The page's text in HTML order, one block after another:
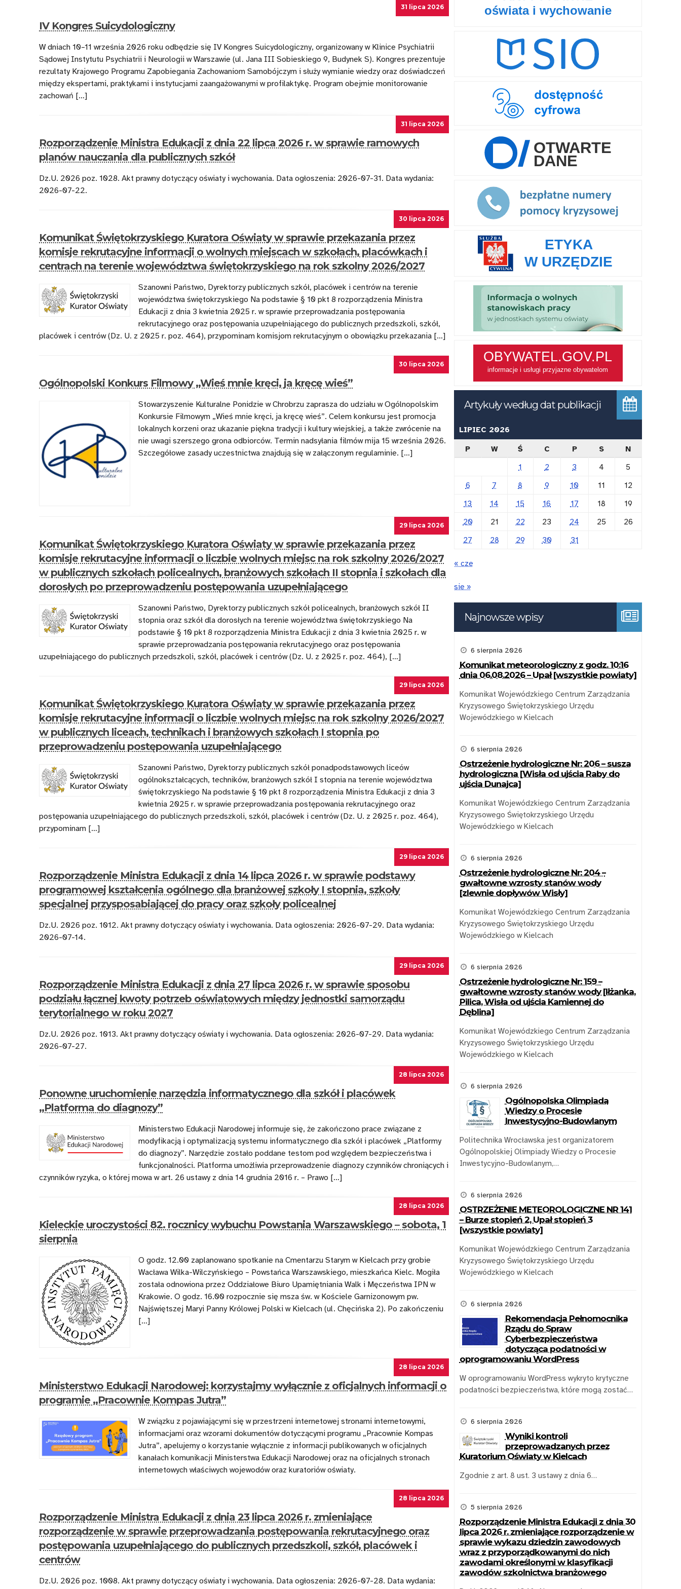
31 lipca 2026
IV Kongres Suicydologiczny
W dniach 10–11 września 2026 roku odbędzie się IV Kongres Suicydologiczny, organizowany w Klinice Psychiatrii
Sądowej Instytutu Psychiatrii i Neurologii w Warszawie (ul. Jana III Sobieskiego 9, Budynek S). Kongres prezentuje
rezultaty Krajowego Programu Zapobiegania Zachowaniom Samobójczym i służy wymianie wiedzy oraz doświadczeń
między ekspertami, praktykami i instytucjami zaangażowanymi w profilaktykę. Program obejmie monitorowanie
zachowań […]
31 lipca 2026
Rozporządzenie Ministra Edukacji z dnia 22 lipca 2026 r. w sprawie ramowych
planów nauczania dla publicznych szkół
Dz.U. 2026 poz. 1028. Akt prawny dotyczący oświaty i wychowania. Data ogłoszenia: 2026-07-31. Data wydania:
2026-07-22.
30 lipca 2026
Komunikat Świętokrzyskiego Kuratora Oświaty w sprawie przekazania przez
komisje rekrutacyjne informacji o wolnych miejscach w szkołach, placówkach i
centrach na terenie województwa świętokrzyskiego na rok szkolny 2026/2027
Szanowni Państwo, Dyrektorzy publicznych szkół, placówek i centrów na terenie
województwa świętokrzyskiego Na podstawie § 10 pkt 8 rozporządzenia Ministra
Edukacji z dnia 3 kwietnia 2025 r. w sprawie przeprowadzania postępowania
rekrutacyjnego oraz postępowania uzupełniającego do publicznych przedszkoli, szkół,
placówek i centrów (Dz. U. z 2025 r. poz. 464), przypominam komisjom rekrutacyjnym o obowiązku przekazania […]
30 lipca 2026
Ogólnopolski Konkurs Filmowy „Wieś mnie kręci, ja kręcę wieś”
Stowarzyszenie Kulturalne Ponidzie w Chrobrzu zaprasza do udziału w Ogólnopolskim
Konkursie Filmowym „Wieś mnie kręci, ja kręcę wieś”. Celem konkursu jest promocja
lokalnych korzeni oraz ukazanie piękna tradycji i kultury wiejskiej, a także zwrócenie na
nie uwagi szerszego grona odbiorców. Termin nadsyłania filmów mija 15 września 2026.
Szczegółowe zasady uczestnictwa znajdują się w załączonym regulaminie. […]
29 lipca 2026
Komunikat Świętokrzyskiego Kuratora Oświaty w sprawie przekazania przez
komisje rekrutacyjne informacji o liczbie wolnych miejsc na rok szkolny 2026/2027
w publicznych szkołach policealnych, branżowych szkołach II stopnia i szkołach dla
dorosłych po przeprowadzeniu postępowania uzupełniającego
Szanowni Państwo, Dyrektorzy publicznych szkół policealnych, branżowych szkół II
stopnia oraz szkół dla dorosłych na terenie województwa świętokrzyskiego Na
podstawie § 10 pkt 8 rozporządzenia Ministra Edukacji z dnia 3 kwietnia 2025 r. w
sprawie przeprowadzania postępowania rekrutacyjnego oraz postępowania
uzupełniającego do publicznych przedszkoli, szkół, placówek i centrów (Dz. U. z 2025 r. poz. 464), […]
29 lipca 2026
Komunikat Świętokrzyskiego Kuratora Oświaty w sprawie przekazania przez
komisje rekrutacyjne informacji o liczbie wolnych miejsc na rok szkolny 2026/2027
w publicznych liceach, technikach i branżowych szkołach I stopnia po
przeprowadzeniu postępowania uzupełniającego
Szanowni Państwo, Dyrektorzy publicznych szkół ponadpodstawowych liceów
ogólnokształcących, techników, branżowych szkół I stopnia na terenie województwa
świętokrzyskiego Na podstawie § 10 pkt 8 rozporządzenia Ministra Edukacji z dnia 3
kwietnia 2025 r. w sprawie przeprowadzania postępowania rekrutacyjnego oraz
postępowania uzupełniającego do publicznych przedszkoli, szkół, placówek i centrów (Dz. U. z 2025 r. poz. 464),
przypominam […]
29 lipca 2026
Rozporządzenie Ministra Edukacji z dnia 14 lipca 2026 r. w sprawie podstawy
programowej kształcenia ogólnego dla branżowej szkoły I stopnia, szkoły
specjalnej przysposabiającej do pracy oraz szkoły policealnej
Dz.U. 2026 poz. 1012. Akt prawny dotyczący oświaty i wychowania. Data ogłoszenia: 2026-07-29. Data wydania:
2026-07-14.
29 lipca 2026
Rozporządzenie Ministra Edukacji z dnia 27 lipca 2026 r. w sprawie sposobu
podziału łącznej kwoty potrzeb oświatowych między jednostki samorządu
terytorialnego w roku 2027
Dz.U. 2026 poz. 1013. Akt prawny dotyczący oświaty i wychowania. Data ogłoszenia: 2026-07-29. Data wydania:
2026-07-27.
28 lipca 2026
Ponowne uruchomienie narzędzia informatycznego dla szkół i placówek
„Platforma do diagnozy”
Ministerstwo Edukacji Narodowej informuje się, że zakończono prace związane z
modyfikacją i optymalizacją systemu informatycznego dla szkół i placówek „Platformy
do diagnozy”. Narzędzie zostało poddane testom pod względem bezpieczeństwa i
funkcjonalności. Platforma umożliwia przeprowadzenie diagnozy czynników chroniących i
czynników ryzyka, o której mowa w art. 26 ustawy z dnia 14 grudnia 2016 r. – Prawo […]
28 lipca 2026
Kieleckie uroczystości 82. rocznicy wybuchu Powstania Warszawskiego – sobota, 1
sierpnia
O godz. 12.00 zaplanowano spotkanie na Cmentarzu Starym w Kielcach przy grobie
Wacława Wilka-Wilczyńskiego – Powstańca Warszawskiego, mieszkańca Kielc. Mogiła
została odnowiona przez Oddziałowe Biuro Upamiętniania Walk i Męczeństwa IPN w
Krakowie. O godz. 16.00 rozpocznie się msza św. w Kościele Garnizonowym pw.
Najświętszej Maryi Panny Królowej Polski w Kielcach (ul. Chęcińska 2). Po zakończeniu
[…]
28 lipca 2026
Ministerstwo Edukacji Narodowej: korzystajmy wyłącznie z oficjalnych informacji o
programie „Pracownie Kompas Jutra”
W związku z pojawiającymi się w przestrzeni internetowej stronami internetowymi,
informacjami oraz wzorami dokumentów dotyczącymi programu „Pracownie Kompas
Jutra”, apelujemy o korzystanie wyłącznie z informacji publikowanych w oficjalnych
kanałach komunikacji Ministerstwa Edukacji Narodowej oraz na oficjalnych stronach
internetowych właściwych wojewodów oraz kuratoriów oświaty.
28 lipca 2026
Rozporządzenie Ministra Edukacji z dnia 23 lipca 2026 r. zmieniające
rozporządzenie w sprawie przeprowadzania postępowania rekrutacyjnego oraz
postępowania uzupełniającego do publicznych przedszkoli, szkół, placówek i
centrów
Dz.U. 2026 poz. 1008. Akt prawny dotyczący oświaty i wychowania. Data ogłoszenia: 2026-07-28. Data wydania:
Artykuły według dat publikacji
LIPIEC 2026
P
W Ś C P S
N
1
2 3 4
5
6
7 8 9 10 11
12
13
14 15 16 17 18
19
20
21 22 23 24 25
26
27
28 29 30 31
« cze
sie »
Najnowsze wpisy
6 sierpnia 2026
Komunikat meteorologiczny z godz. 10:16
dnia 06.08.2026 – Upał [wszystkie powiaty]
Komunikat Wojewódzkiego Centrum Zarządzania
Kryzysowego Świętokrzyskiego Urzędu
Wojewódzkiego w Kielcach
6 sierpnia 2026
Ostrzeżenie hydrologiczne Nr: 206 – susza
hydrologiczna [Wisła od ujścia Raby do
ujścia Dunajca]
Komunikat Wojewódzkiego Centrum Zarządzania
Kryzysowego Świętokrzyskiego Urzędu
Wojewódzkiego w Kielcach
6 sierpnia 2026
Ostrzeżenie hydrologiczne Nr: 204 –
gwałtowne wzrosty stanów wody
[zlewnie dopływów Wisły]
Komunikat Wojewódzkiego Centrum Zarządzania
Kryzysowego Świętokrzyskiego Urzędu
Wojewódzkiego w Kielcach
6 sierpnia 2026
Ostrzeżenie hydrologiczne Nr: 159 –
gwałtowne wzrosty stanów wody [Iłżanka,
Pilica, Wisła od ujścia Kamiennej do
Dęblina]
Komunikat Wojewódzkiego Centrum Zarządzania
Kryzysowego Świętokrzyskiego Urzędu
Wojewódzkiego w Kielcach
6 sierpnia 2026
Ogólnopolska Olimpiada
Wiedzy o Procesie
Inwestycyjno-Budowlanym
Politechnika Wrocławska jest organizatorem
Ogólnopolskiej Olimpiady Wiedzy o Procesie
Inwestycyjno-Budowlanym,…
6 sierpnia 2026
OSTRZEŻENIE METEOROLOGICZNE NR 141
– Burze stopień 2, Upał stopień 3
[wszystkie powiaty]
Komunikat Wojewódzkiego Centrum Zarządzania
Kryzysowego Świętokrzyskiego Urzędu
Wojewódzkiego w Kielcach
6 sierpnia 2026
Rekomendacja Pełnomocnika
Rządu do Spraw
Cyberbezpieczeństwa
dotycząca podatności w
oprogramowaniu WordPress
W oprogramowaniu WordPress wykryto krytyczne
podatności bezpieczeństwa, które mogą zostać…
6 sierpnia 2026
Wyniki kontroli
przeprowadzanych przez
Kuratorium Oświaty w Kielcach
Zgodnie z art. 8 ust. 3 ustawy z dnia 6…
5 sierpnia 2026
Rozporządzenie Ministra Edukacji z dnia 30
lipca 2026 r. zmieniające rozporządzenie w
sprawie wykazu dziedzin zawodowych
wraz z przyporządkowanymi do nich
zawodami określonymi w klasyfikacji
zawodów szkolnictwa branżowego